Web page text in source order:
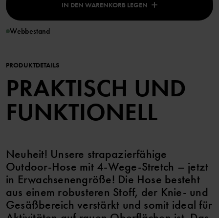
IN DEN WARENKORB LEGEN
Webbestand
PRODUKTDETAILS
PRAKTISCH UND
FUNKTIONELL
Neuheit! Unsere strapazierfähige
Outdoor-Hose mit 4-Wege-Stretch – jetzt
in Erwachsenengröße! Die Hose besteht
aus einem robusteren Stoff, der Knie- und
Gesäßbereich verstärkt und somit ideal für